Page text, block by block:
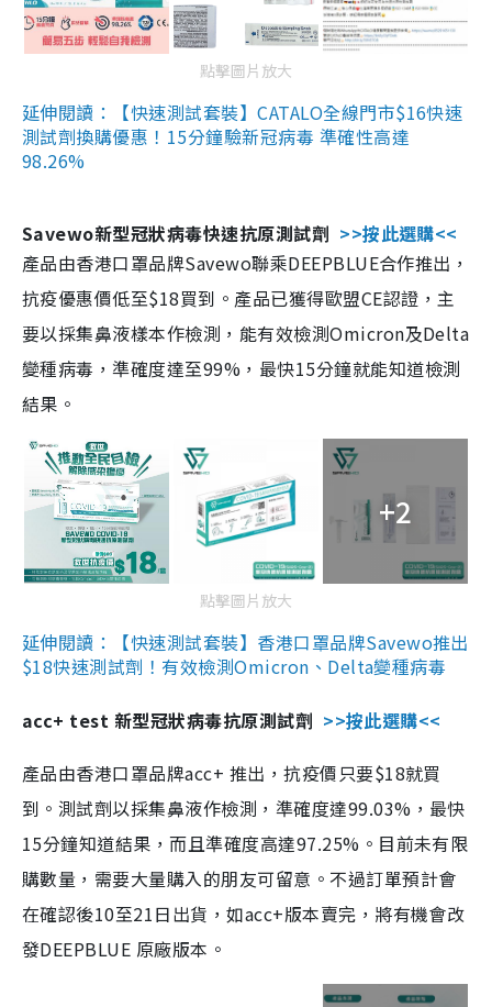
點擊圖片放大
延伸閱讀：【快速測試套裝】CATALO全線門市$16快速
測試劑換購優惠！15分鐘驗新冠病毒 準確性高達
98.26%
Savewo新型冠狀病毒快速抗原測試劑 >>按此選購<<
產品由香港口罩品牌Savewo聯乘DEEPBLUE合作推出，
抗疫優惠價低至$18買到。產品已獲得歐盟CE認證，主
要以採集鼻液樣本作檢測，能有效檢測Omicron及Delta
變種病毒，準確度達至99%，最快15分鐘就能知道檢測
結果。
+2
點擊圖片放大
延伸閱讀：【快速測試套裝】香港口罩品牌Savewo推出
$18快速測試劑！有效檢測Omicron、Delta變種病毒
acc+ test 新型冠狀病毒抗原測試劑 >>按此選購<<
產品由香港口罩品牌acc+ 推出，抗疫價只要$18就買
到。測試劑以採集鼻液作檢測，準確度達99.03%，最快
15分鐘知道結果，而且準確度高達97.25%。目前未有限
購數量，需要大量購入的朋友可留意。不過訂單預計會
在確認後10至21日出貨，如acc+版本賣完，將有機會改
發DEEPBLUE 原廠版本。